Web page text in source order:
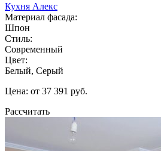
Кухня Алекс
Материал фасада:
Шпон
Стиль:
Современный
Цвет:
Белый, Серый
Цена: от 37 391 руб.
Рассчитать